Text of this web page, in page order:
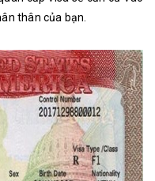
thân của bạn.